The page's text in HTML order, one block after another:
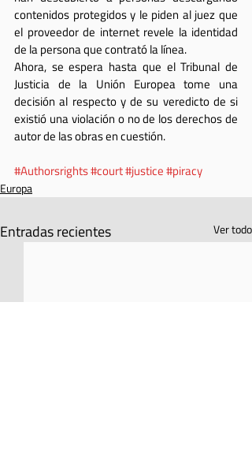
contenidos protegidos y le piden al juez que
el proveedor de internet revele la identidad
de la persona que contrató la línea.
Ahora, se espera hasta que el Tribunal de
Justicia de la Unión Europea tome una
decisión al respecto y de su veredicto de si
existió una violación o no de los derechos de
autor de las obras en cuestión.
#Authorsrights#court#justice#piracy
Europa
Entradas recientes Ver todo